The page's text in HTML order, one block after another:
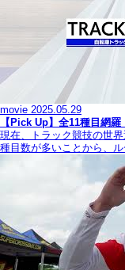
movie 2025.05.29
【Pick Up】全11種目網
現在、トラック競技の世
種目数が多いことから、